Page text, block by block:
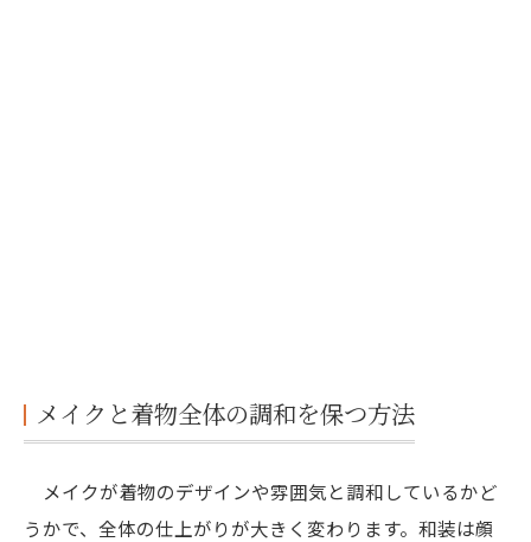
メイクと着物全体の調和を保つ方法
メイクが着物のデザインや雰囲気と調和しているかど
うかで、全体の仕上がりが大きく変わります。和装は顔